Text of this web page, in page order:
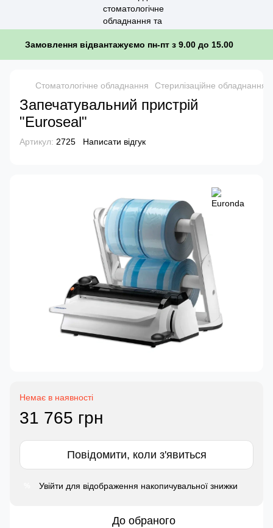
Замовлення відвантажуємо пн-пт з 9.00 до 15.00
Стоматологічне обладнання Стерилізаційне обладнання,
Запечатувальний пристрій
"Euroseal"
Артикул: 2725 Написати відгук
Немає в наявності
31 765 грн
Повідомити, коли з'явиться
Увійти для відображення накопичувальної знижки
До обраного